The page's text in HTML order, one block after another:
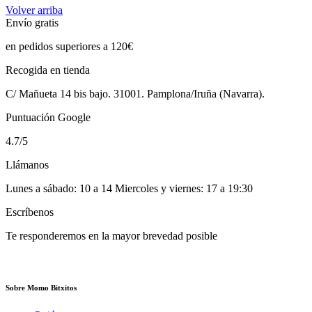
Volver arriba
Envío gratis
en pedidos superiores a 120€
Recogida en tienda
C/ Mañueta 14 bis bajo. 31001. Pamplona/Iruña (Navarra).
Puntuación Google
4.7/5
Llámanos
Lunes a sábado: 10 a 14 Miercoles y viernes: 17 a 19:30
Escríbenos
Te responderemos en la mayor brevedad posible
Sobre Momo Bitxitos